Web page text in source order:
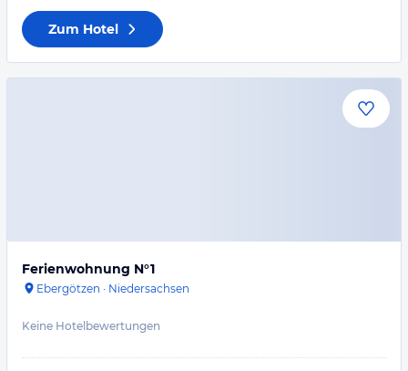
Zum Hotel
Ferienwohnung N°1
Ebergötzen · Niedersachsen
Keine Hotelbewertungen